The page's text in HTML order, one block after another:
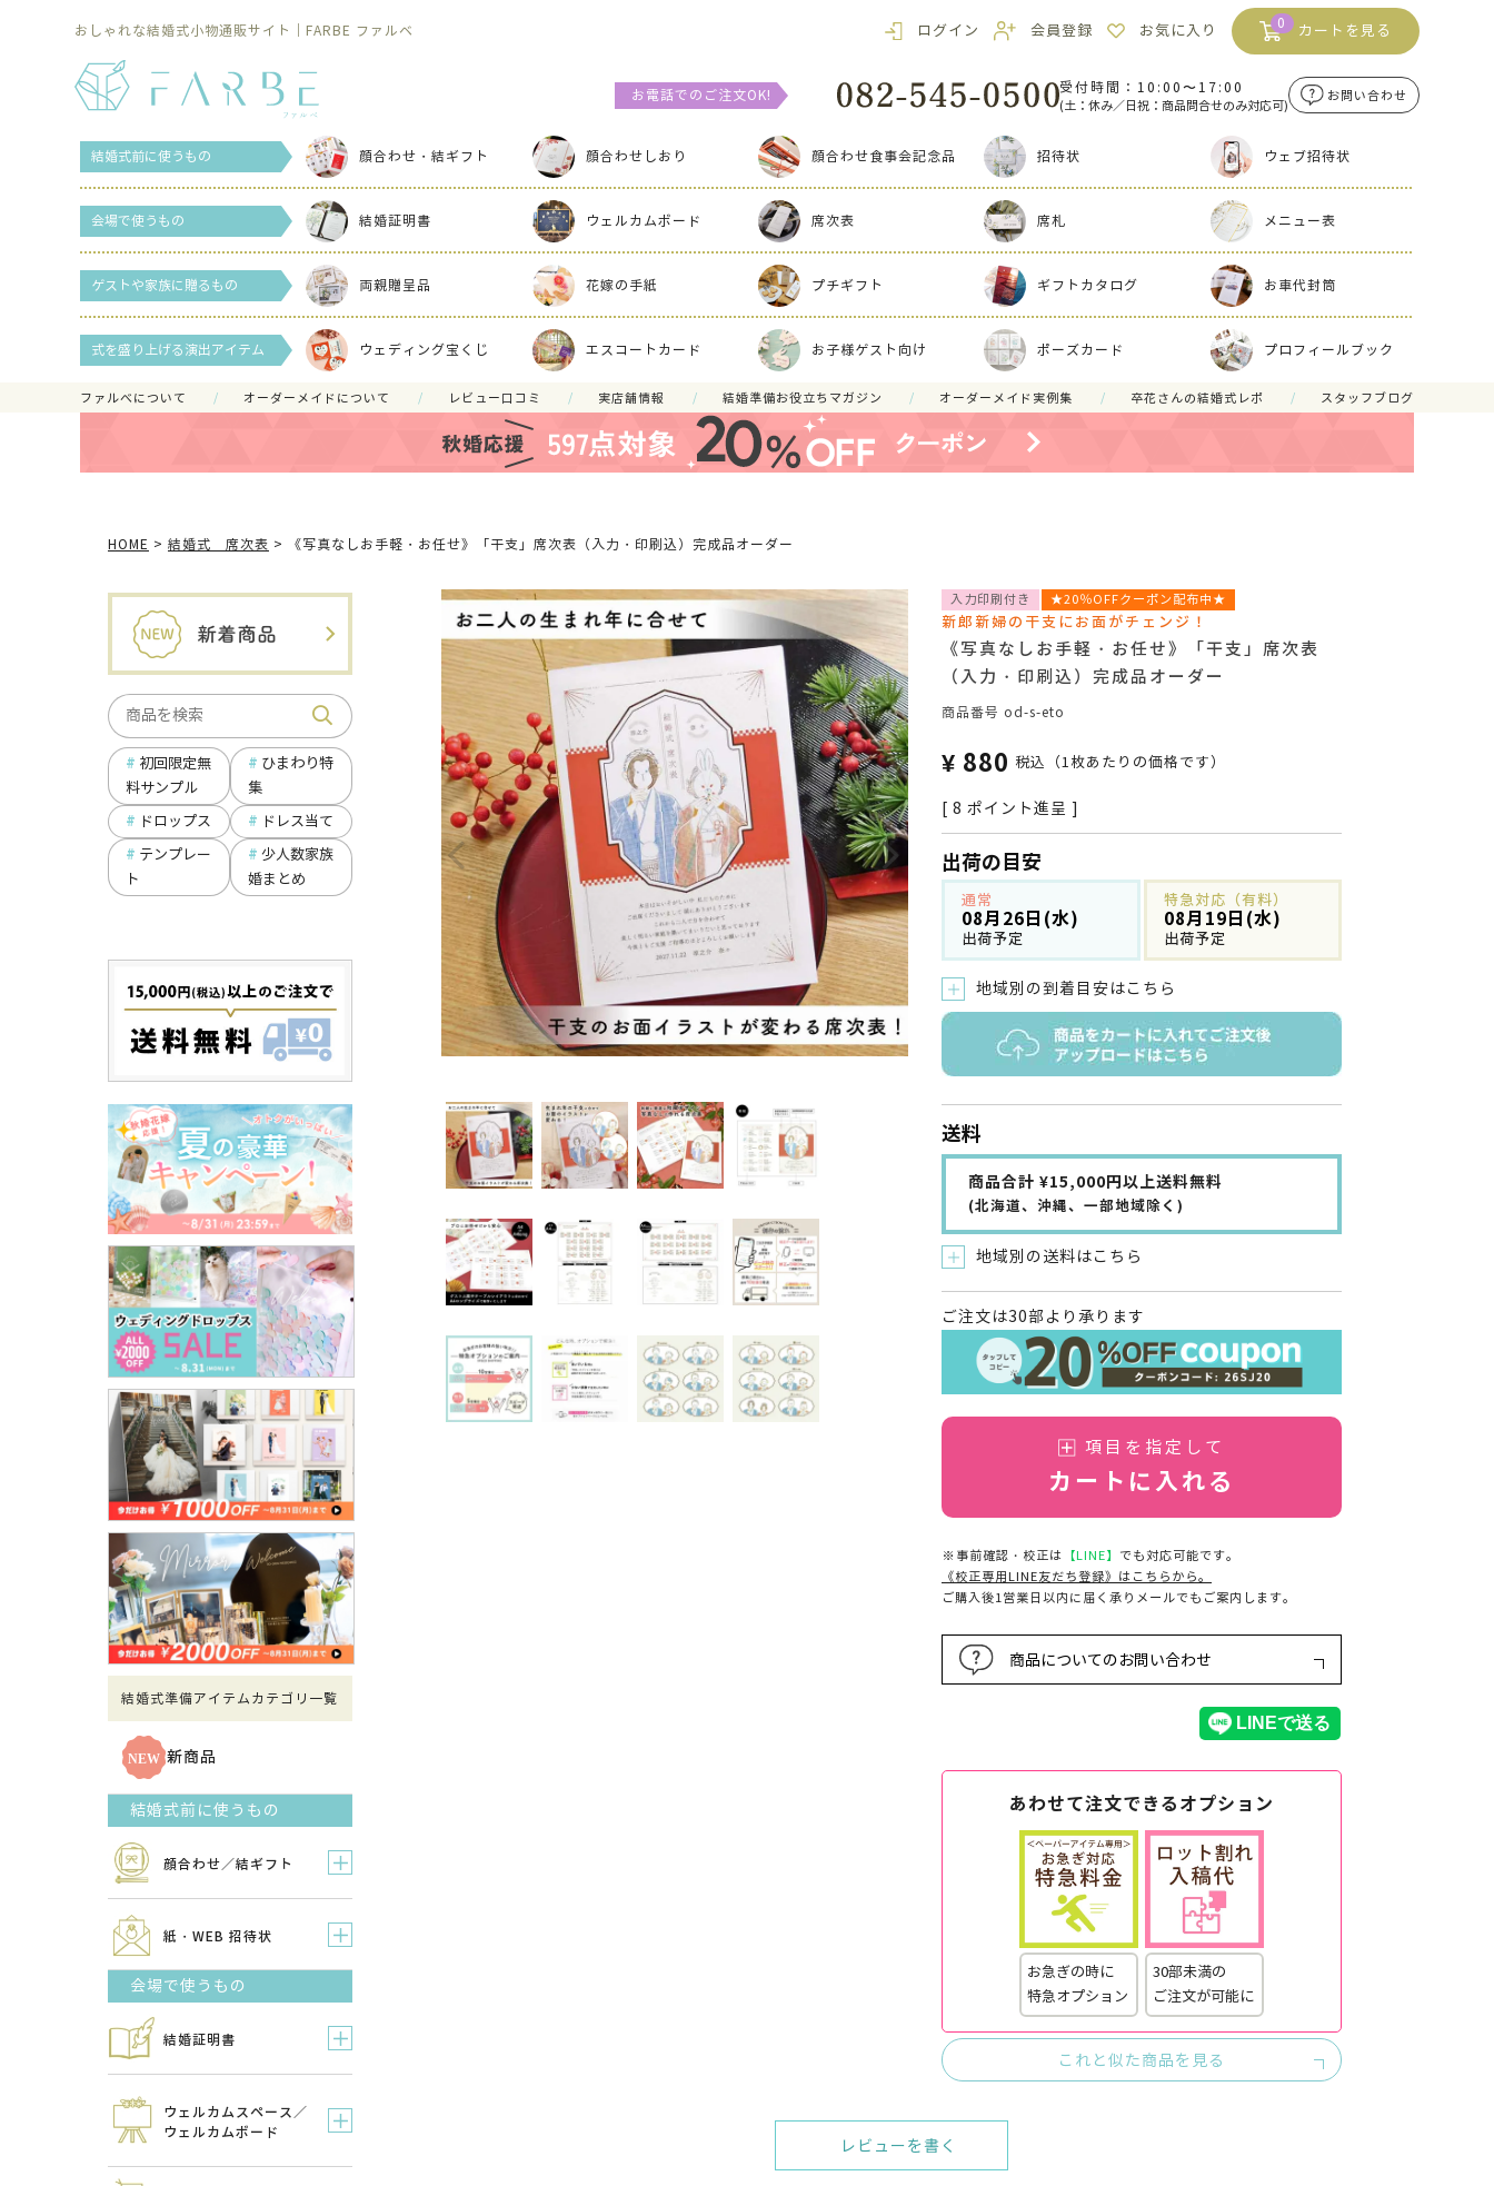
おしゃれな結婚式小物通販サイト｜FARBE ファルベ ログイン 会員登録 お気に入り 0 カートを見る
お電話でのご注文OK! 受付時間：10:00〜17:00
(土：休み／日祝：商品問合せのみ対応可)
お問い合わせ
結婚式前に使うもの 顔合わせ・結ギフト 顔合わせしおり 顔合わせ食事会記念品 招待状 ウェブ招待状
会場で使うもの 結婚証明書 ウェルカムボード 席次表 席札 メニュー表
ゲストや家族に贈るもの 両親贈呈品 花嫁の手紙 プチギフト ギフトカタログ お車代封筒
式を盛り上げる演出アイテム ウェディング宝くじ エスコートカード お子様ゲスト向け ポーズカード プロフィールブック
ファルべについて オーダーメイドについて レビュー口コミ 実店舗情報 結婚準備お役立ちマガジン オーダーメイド実例集 卒花さんの結婚式レポ スタッフブログ
HOME 結婚式 席次表 《写真なしお手軽・お任せ》「干支」席次表（入力・印刷込）完成品オーダー
初回限定無
料サンプル
ひまわり特
集
ドロップス
ドレス当て
テンプレー
ト
少人数家族
婚まとめ
結婚式準備アイテムカテゴリ一覧
新商品
結婚式前に使うもの
顔合わせ／結ギフト
紙・WEB 招待状
会場で使うもの
結婚証明書
ウェルカムスペース／
ウェルカムボード
入力印刷付き ★20％OFFクーポン配布中★
新郎新婦の干支にお面がチェンジ！
《写真なしお手軽・お任せ》「干支」席次表
（入力・印刷込）完成品オーダー
商品番号 od-s-eto
¥ 880 税込 （1枚あたりの価格です）
[ 8 ポイント進呈 ]
出荷の目安
通常
08月26日(水)
出荷予定
特急対応（有料）
08月19日(水)
出荷予定
＋ 地域別の到着目安はこちら
送料
商品合計 ¥15,000円以上送料無料
(北海道、沖縄、一部地域除く)
＋ 地域別の送料はこちら
ご注文は30部より承ります
項目を指定して
カートに入れる
商品についてのお問い合わせ
あわせて注文できるオプション
お急ぎの時に
特急オプション
30部未満の
ご注文が可能に
※事前確認・校正は 【LINE】 でも対応可能です。
《校正専用LINE友だち登録》はこちらから。
ご購入後1営業日以内に届く承りメールでもご案内します。
これと似た商品を見る
レビューを書く